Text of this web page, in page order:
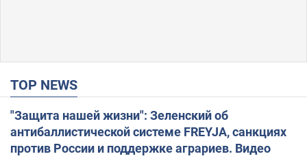
TOP NEWS
"Защита нашей жизни": Зеленский об
антибаллистической системе FREYJA, санкциях
против России и поддержке аграриев. Видео